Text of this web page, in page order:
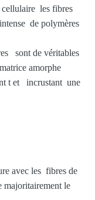
cellulaire les fibres
de polymères
sont de véritables
amorphe
t et incrustant une
avec les fibres de
le